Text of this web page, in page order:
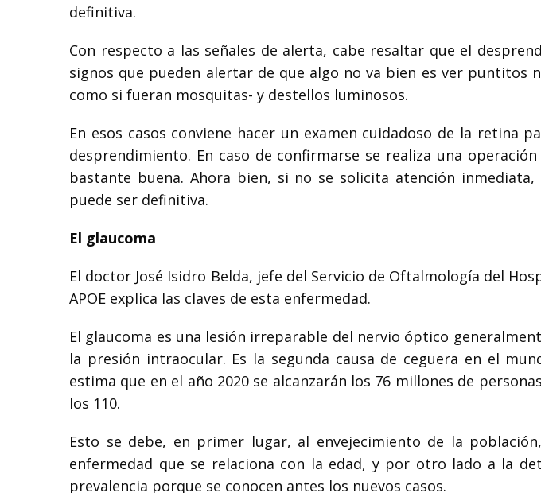
definitiva.
Con respecto a las señales de alerta, cabe resaltar que el
signos que pueden alertar de que algo no va bien es ver puntitos
como si fueran mosquitas- y destellos luminosos.
En esos casos conviene hacer un examen cuidadoso de la retina
desprendimiento. En caso de confirmarse se realiza una
bastante buena. Ahora bien, si no se solicita atención
puede ser definitiva.
El glaucoma
El doctor José Isidro Belda, jefe del Servicio de Oftalmología del
APOE explica las claves de esta enfermedad.
El glaucoma es una lesión irreparable del nervio óptico
la presión intraocular. Es la segunda causa de ceguera en el
estima que en el año 2020 se alcanzarán los 76 millones de
los 110.
Esto se debe, en primer lugar, al envejecimiento de la
enfermedad que se relaciona con la edad, y por otro lado a la
prevalencia porque se conocen antes los nuevos casos.